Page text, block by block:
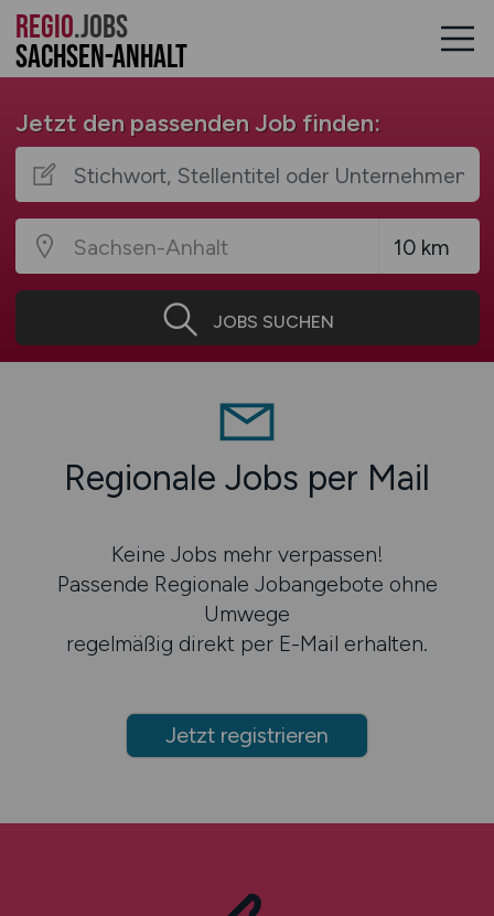
REGIO.JOBS
Sachsen-Anhalt
Jetzt den passenden Job finden:
JOBS SUCHEN
Regionale Jobs per Mail
Keine Jobs mehr verpassen!
Passende Regionale Jobangebote ohne
Umwege
regelmäßig direkt per E-Mail erhalten.
Jetzt registrieren